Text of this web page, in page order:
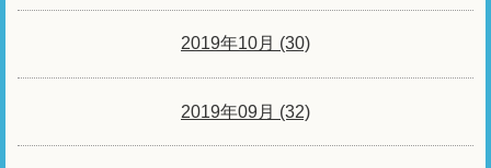
2019年10月 (30)
2019年09月 (32)